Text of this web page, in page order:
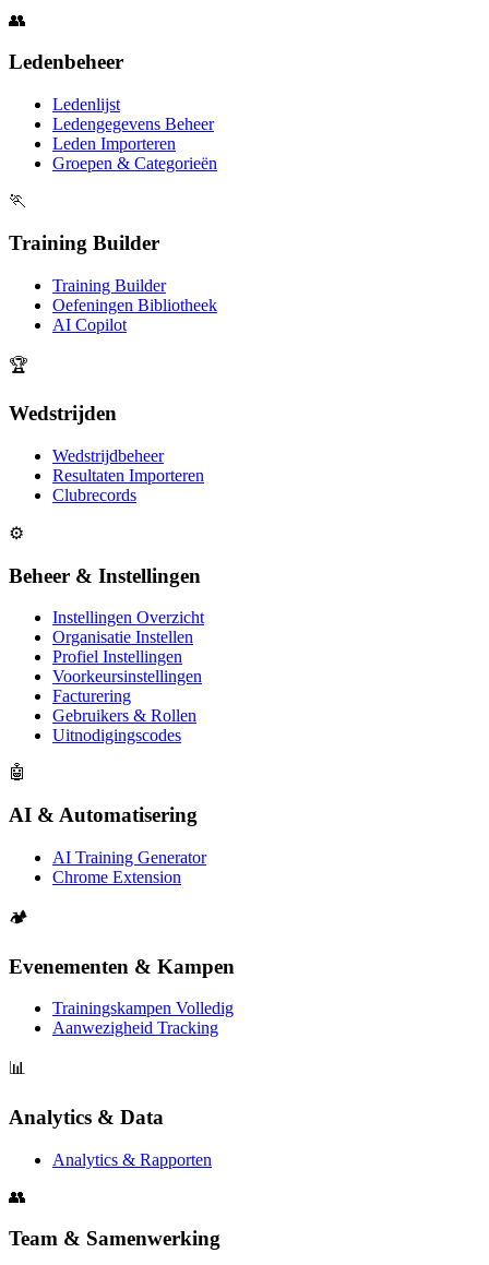
👥
Ledenbeheer
Ledenlijst
Ledengegevens Beheer
Leden Importeren
Groepen & Categorieën
🏃
Training Builder
Training Builder
Oefeningen Bibliotheek
AI Copilot
🏆
Wedstrijden
Wedstrijdbeheer
Resultaten Importeren
Clubrecords
⚙️
Beheer & Instellingen
Instellingen Overzicht
Organisatie Instellen
Profiel Instellingen
Voorkeursinstellingen
Facturering
Gebruikers & Rollen
Uitnodigingscodes
🤖
AI & Automatisering
AI Training Generator
Chrome Extension
🏕️
Evenementen & Kampen
Trainingskampen Volledig
Aanwezigheid Tracking
📊
Analytics & Data
Analytics & Rapporten
👥
Team & Samenwerking